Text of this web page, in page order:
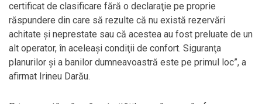
certificat de clasificare fără o declaraţie pe proprie
răspundere din care să rezulte că nu există rezervări
achitate şi neprestate sau că acestea au fost preluate de un
alt operator, în aceleaşi condiţii de confort. Siguranţa
planurilor şi a banilor dumneavoastră este pe primul loc”, a
afirmat Irineu Darău.